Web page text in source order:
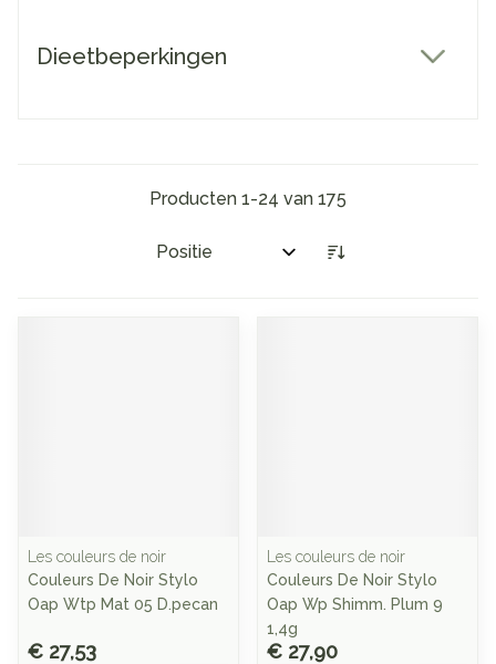
Dieetbeperkingen
Producten 1-24 van 175
Sorteer op:
Les couleurs de noir
Couleurs De Noir Stylo
Oap Wtp Mat 05 D.pecan
€ 27,53
Les couleurs de noir
Couleurs De Noir Stylo
Oap Wp Shimm. Plum 9
1,4g
€ 27,90